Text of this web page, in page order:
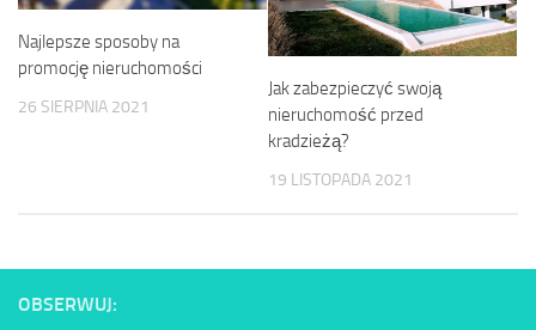
Najlepsze sposoby na
promocję nieruchomości
26 SIERPNIA 2021
Jak zabezpieczyć swoją
nieruchomość przed
kradzieżą?
19 LISTOPADA 2021
OBSERWUJ: